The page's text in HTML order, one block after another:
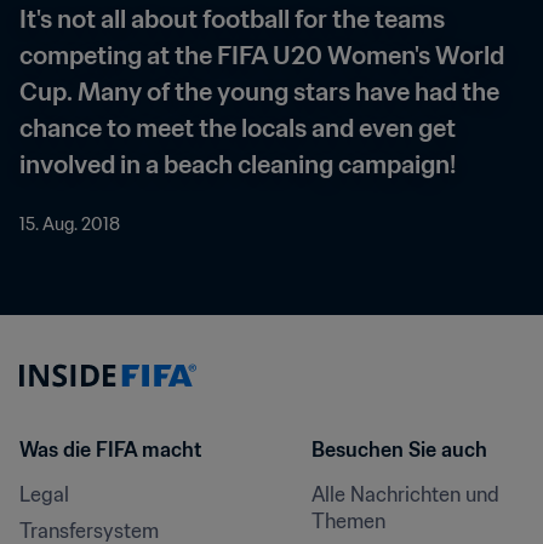
It's not all about football for the teams
competing at the FIFA U20 Women's World
Cup. Many of the young stars have had the
chance to meet the locals and even get
involved in a beach cleaning campaign!
15. Aug. 2018
Was die FIFA macht
Legal
Transfersystem
Besuchen Sie auch
Alle Nachrichten und
Themen